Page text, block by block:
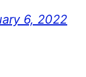
6, 2022